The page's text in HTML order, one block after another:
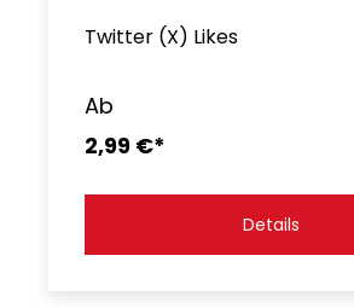
Twitter (X) Likes
Ab
2,99 €*
Details